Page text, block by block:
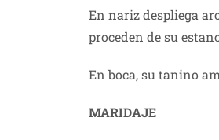
En nariz despliega
proceden de su
En boca, su tanino
MARIDAJE